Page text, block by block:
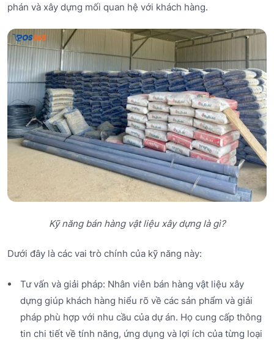
phán và xây dựng mối quan hệ với khách hàng.
Kỹ năng bán hàng vật liệu xây dựng là gì?
Dưới đây là các vai trò chính của kỹ năng này:
Tư vấn và giải pháp: Nhân viên bán hàng vật liệu xây
dựng giúp khách hàng hiểu rõ về các sản phẩm và giải
pháp phù hợp với nhu cầu của dự án. Họ cung cấp thông
tin chi tiết về tính năng, ứng dụng và lợi ích của từng loại